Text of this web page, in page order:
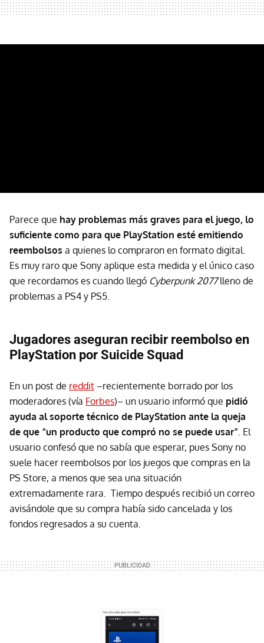
Parece que hay problemas más graves para el juego, lo
suficiente como para que PlayStation esté emitiendo
reembolsos a quienes lo compraron en formato digital.
Es muy raro que Sony aplique esta medida y el único caso
que recordamos es cuando llegó Cyberpunk 2077lleno de
problemas a PS4 y PS5.
Jugadores aseguran recibir reembolso en
PlayStation por Suicide Squad
En un post de reddit –recientemente borrado por los
moderadores (vía Forbes)– un usuario informó que pidió
ayuda al soporte técnico de PlayStation ante la queja
de que “un producto que compró no se puede usar”. El
usuario confesó que no sabía que esperar, pues Sony no
suele hacer reembolsos por los juegos que compras en la
PS Store, a menos que sea una situación
extremadamente rara. Tiempo después recibió un correo
avisándole que su compra había sido cancelada y los
fondos regresados a su cuenta.